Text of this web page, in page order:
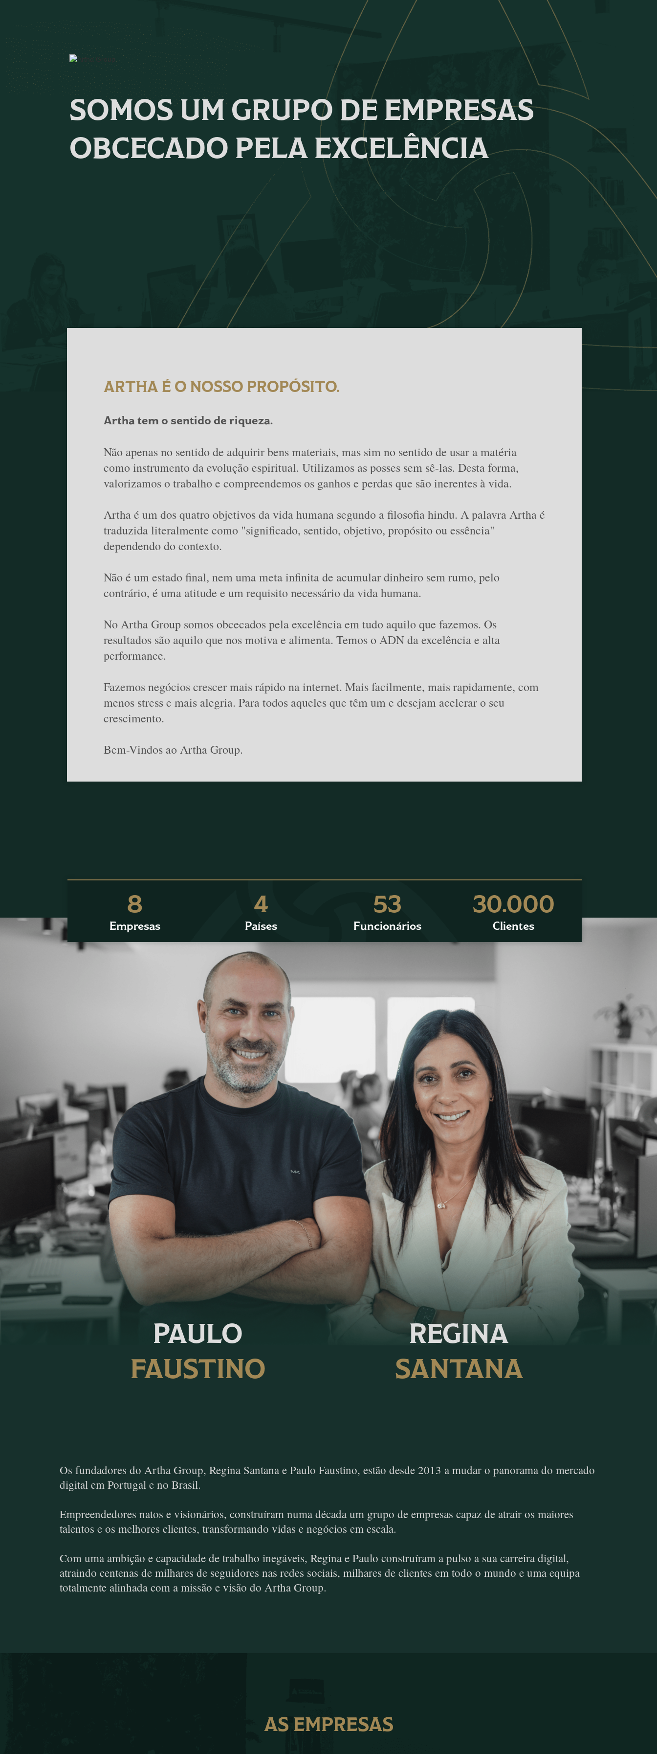
SOMOS UM GRUPO DE EMPRESAS
OBCECADO PELA EXCELÊNCIA
ARTHA É O NOSSO PROPÓSITO.
Artha tem o sentido de riqueza.
Não apenas no sentido de adquirir bens materiais, mas sim no sentido de usar a matéria
como instrumento da evolução espiritual. Utilizamos as posses sem sê-las. Desta forma,
valorizamos o trabalho e compreendemos os ganhos e perdas que são inerentes à vida.
Artha é um dos quatro objetivos da vida humana segundo a filosofia hindu. A palavra Artha é
traduzida literalmente como "significado, sentido, objetivo, propósito ou essência"
dependendo do contexto.
Não é um estado final, nem uma meta infinita de acumular dinheiro sem rumo, pelo
contrário, é uma atitude e um requisito necessário da vida humana.
No Artha Group somos obcecados pela excelência em tudo aquilo que fazemos. Os
resultados são aquilo que nos motiva e alimenta. Temos o ADN da excelência e alta
performance.
Fazemos negócios crescer mais rápido na internet. Mais facilmente, mais rapidamente, com
menos stress e mais alegria. Para todos aqueles que têm um e desejam acelerar o seu
crescimento.
Bem-Vindos ao Artha Group.
8
Empresas
4
Países
53
Funcionários
30.000
Clientes
PAULO
FAUSTINO
REGINA
SANTANA
Os fundadores do Artha Group, Regina Santana e Paulo Faustino, estão desde 2013 a mudar o panorama do mercado
digital em Portugal e no Brasil.
Empreendedores natos e visionários, construíram numa década um grupo de empresas capaz de atrair os maiores
talentos e os melhores clientes, transformando vidas e negócios em escala.
Com uma ambição e capacidade de trabalho inegáveis, Regina e Paulo construíram a pulso a sua carreira digital,
atraindo centenas de milhares de seguidores nas redes sociais, milhares de clientes em todo o mundo e uma equipa
totalmente alinhada com a missão e visão do Artha Group.
AS EMPRESAS